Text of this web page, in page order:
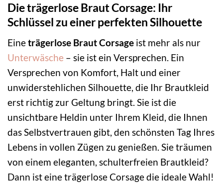
Die trägerlose Braut Corsage: Ihr
Schlüssel zu einer perfekten Silhouette
Eineträgerlose Braut Corsage ist mehr als nur
Unterwäsche – sie ist ein Versprechen. Ein
Versprechen von Komfort, Halt und einer
unwiderstehlichen Silhouette, die Ihr Brautkleid
erst richtig zur Geltung bringt. Sie ist die
unsichtbare Heldin unter Ihrem Kleid, die Ihnen
das Selbstvertrauen gibt, den schönsten Tag Ihres
Lebens in vollen Zügen zu genießen. Sie träumen
von einem eleganten, schulterfreien Brautkleid?
Dann ist eine trägerlose Corsage die ideale Wahl!